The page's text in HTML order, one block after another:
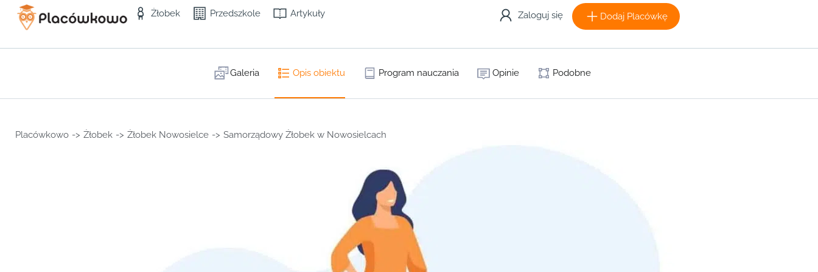
Żłobek Przedszkole Artykuły Zaloguj się Dodaj Placówkę
Galeria Opis obiektu Program nauczania Opinie Podobne
Placówkowo -> Żłobek -> Żłobek Nowosielce -> Samorządowy Żłobek w Nowosielcach